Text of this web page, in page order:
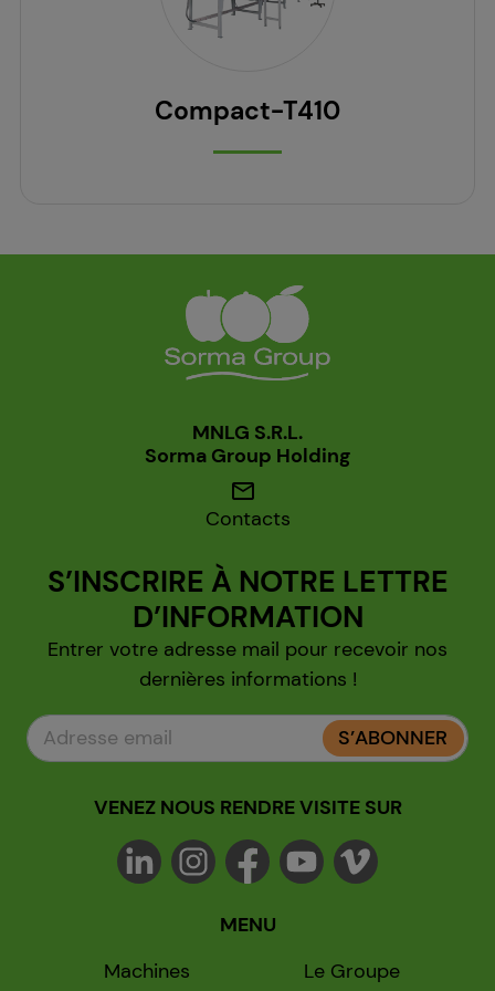
Compact-T410
MNLG S.R.L.
Sorma Group Holding
mail
Contacts
S’INSCRIRE À NOTRE LETTRE
D’INFORMATION
Entrer votre adresse mail pour recevoir nos
dernières informations !
S’ABONNER
VENEZ NOUS RENDRE VISITE SUR
MENU
Machines
Le Groupe